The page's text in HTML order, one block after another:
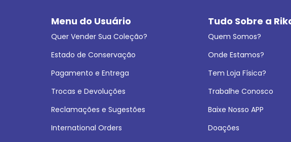
Menu do Usuário
Quer Vender Sua Coleção?
Estado de Conservação
Pagamento e Entrega
Trocas e Devoluções
Reclamações e Sugestões
International Orders
Tudo Sobre a
Quem Somos?
Onde Estamos?
Tem Loja Física?
Trabalhe Conosco
Baixe Nosso APP
Doações